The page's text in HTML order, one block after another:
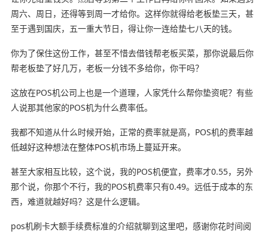
周六、周日，还得等到周一才给你。这样你就得给老板垫三天，甚
至于遇到国庆，五一重大节日，得让你一连给垫七八天的钱。
你为了保住这份工作，甚至不惜去借钱帮老板买菜，那你说最后你
帮老板垫了好几万，老板一分钱不多给你，你干吗？
这放在POS机公司上也是一个道理，人家凭什么帮你垫资呢？有些
人说那其他家的POS机为什么费率低。
我都不知道从什么时候开始，正常的费率就是高，POS机的费率越
低越好这种想法在整体POS机市场上蔓延开来。
甚至大家相互比较，这个说，我的POS机便宜，费率才0.55，另外
那个说，你那个不行，我的POS机费率只有0.49。远低于成本的东
西，难道就越好吗？这是什么逻辑。
pos机刷卡大额手续费标准的介绍就聊到这里吧，感谢你花时间阅